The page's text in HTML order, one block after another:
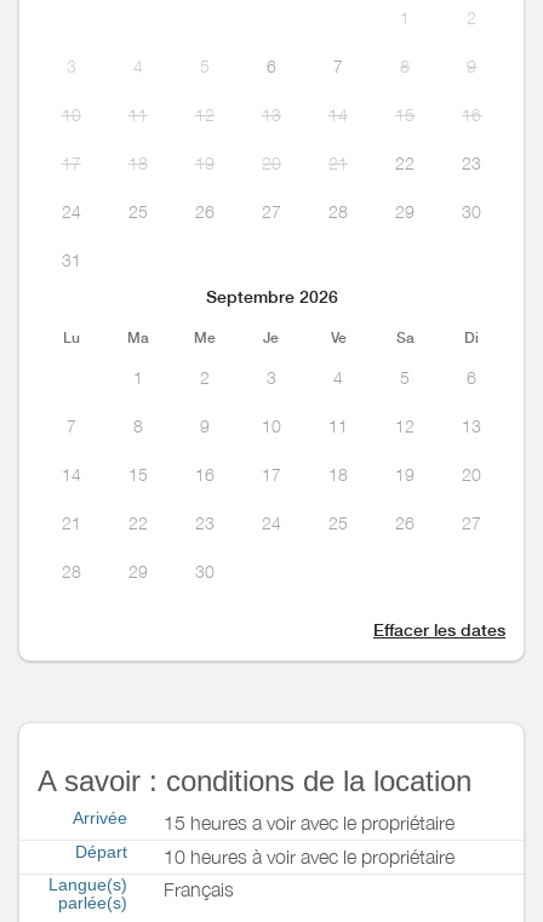
1 2
3 4 5 6 7 8 9
10 11 12 13 14 15 16
17 18 19 20 21 22 23
24 25 26 27 28 29 30
31
Septembre 2026
Lu Ma Me Je Ve Sa Di
1 2 3 4 5 6
7 8 9 10 11 12 13
14 15 16 17 18 19 20
21 22 23 24 25 26 27
28 29 30
Effacer les dates
A savoir : conditions de la location
Arrivée 15 heures a voir avec le propriétaire
Départ 10 heures à voir avec le propriétaire
Langue(s)
parlée(s)
Français